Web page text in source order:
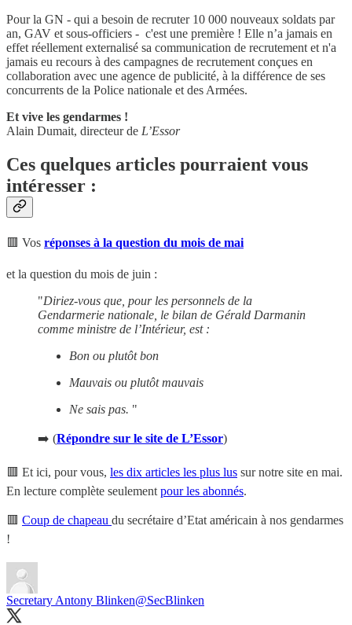
Pour la GN - qui a besoin de recruter 10 000 nouveaux soldats par
an, GAV et sous-officiers - c'est une première ! Elle n’a jamais en
effet réellement externalisé sa communication de recrutement et n'a
jamais eu recours à des campagnes de recrutement conçues en
collaboration avec une agence de publicité, à la différence de ses
concurrents de la Police nationale et des Armées.
Et vive les gendarmes !
Alain Dumait, directeur de L’Essor
Ces quelques articles pourraient vous
intéresser :
🟥 Vos réponses à la question du mois de mai
et la question du mois de juin :
"Diriez-vous que, pour les personnels de la
Gendarmerie nationale, le bilan de Gérald Darmanin
comme ministre de l’Intérieur, est :
Bon ou plutôt bon
Mauvais ou plutôt mauvais
Ne sais pas. "
➡️ (Répondre sur le site de L’Essor)
🟥 Et ici, pour vous, les dix articles les plus lus sur notre site en mai.
En lecture complète seulement pour les abonnés.
🟥 Coup de chapeau du secrétaire d’Etat américain à nos gendarmes
!
Secretary Antony Blinken@SecBlinken